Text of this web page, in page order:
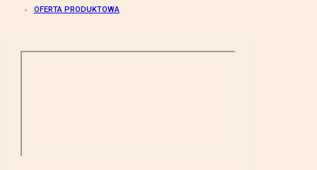
OFERTA PRODUKTOWA